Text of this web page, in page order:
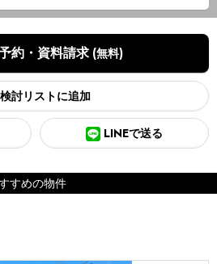
約・資料請求 (無料)
検討リスト
LINEで送る
すめの物件